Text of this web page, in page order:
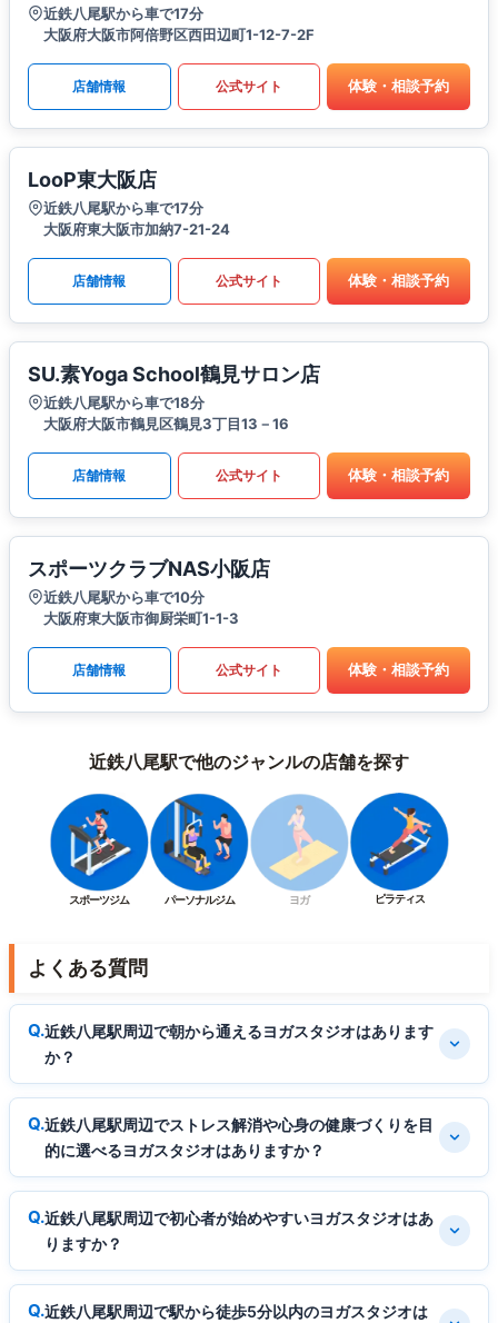
近鉄八尾駅から車で17分
大阪府大阪市阿倍野区西田辺町1-12-7-2F
店舗情報 公式サイト 体験・相談予約
LooP東大阪店
近鉄八尾駅から車で17分
大阪府東大阪市加納7-21-24
店舗情報 公式サイト 体験・相談予約
SU.素Yoga School鶴見サロン店
近鉄八尾駅から車で18分
大阪府大阪市鶴見区鶴見3丁目13－16
店舗情報 公式サイト 体験・相談予約
スポーツクラブNAS小阪店
近鉄八尾駅から車で10分
大阪府東大阪市御厨栄町1-1-3
店舗情報 公式サイト 体験・相談予約
近鉄八尾駅で他のジャンルの店舗を探す
スポーツジム パーソナルジム ヨガ ピラティス
よくある質問
近鉄八尾駅周辺で朝から通えるヨガスタジオはあります
か？
近鉄八尾駅周辺でストレス解消や心身の健康づくりを目
的に選べるヨガスタジオはありますか？
近鉄八尾駅周辺で初心者が始めやすいヨガスタジオはあ
りますか？
近鉄八尾駅周辺で駅から徒歩5分以内のヨガスタジオは